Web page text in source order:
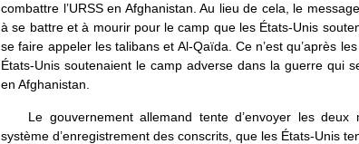
combattre l’URSS en Afghanistan. Au lieu de cela, le
à se battre et à mourir pour le camp que les États-Unis
se faire appeler les talibans et Al-Qaïda. Ce n’est qu’après
États-Unis soutenaient le camp adverse dans la guerre
en Afghanistan.
Le gouvernement allemand tente d’envoyer les
système d’enregistrement des conscrits, que les États-Unis